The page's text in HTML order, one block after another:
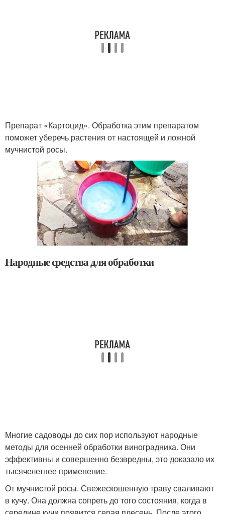
Препарат «Картоцид». Обработка этим препаратом
поможет уберечь растения от настоящей и ложной
мучнистой росы.
Народные средства для обработки
Многие садоводы до сих пор используют народные
методы для осенней обработки виноградника. Они
эффективны и совершенно безвредны, это доказало их
тысячелетнее применение.
От мучнистой росы. Свежескошенную траву сваливают
в кучу. Она должна сопреть до того состояния, когда в